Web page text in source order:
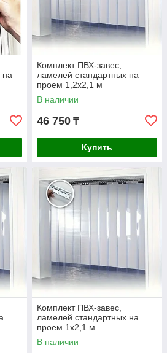
воздействий.
в разных сферах.
в разных отраслях
Они находят применение в местах
замороженных или
таких как склады, холодильные
и фабрики.
- VPROK.kz
являются эффективным решением
на
Комплект ПВХ-завес,
ламелей стандартных на
проем 1,2x2,1 м
В наличии
46 750 ₸
Купить
Комплект ПВХ-завес,
ламелей стандартных на
проем 1x2,1 м
В наличии